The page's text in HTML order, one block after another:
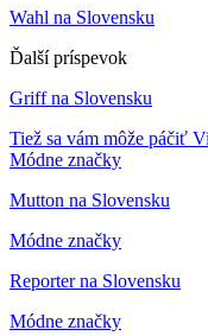
Wahl na Slovensku
Ďalší príspevok
Griff na Slovensku
Tiež sa vám môže páčiť
Módne značky
Mutton na Slovensku
Módne značky
Reporter na Slovensku
Módne značky